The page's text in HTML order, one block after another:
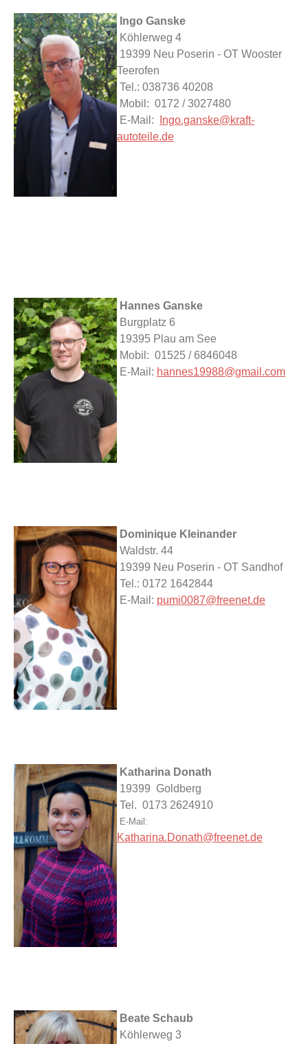
Ingo Ganske
Köhlerweg 4
19399 Neu Poserin - OT Wooster
Teerofen
Tel.: 038736 40208
Mobil: 0172 / 3027480
E-Mail:
Ingo.ganske@kraft-
autoteile.de
Hannes Ganske
Burgplatz 6
19395 Plau am See
Mobil: 01525 / 6846048
E-Mail: hannes19988@gmail.com
Dominique Kleinander
Waldstr. 44
19399 Neu Poserin - OT Sandhof
Tel.: 0172 1642844
E-Mail: pumi0087@freenet.de
Katharina Donath
19399 Goldberg
Tel. 0173 2624910
E-Mail:
Katharina.Donath@freenet.de
Beate Schaub
Köhlerweg 3